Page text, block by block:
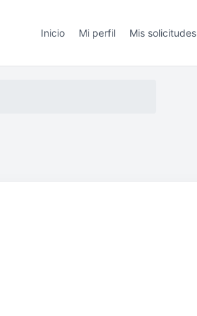
Inicio Mi perfil Mis solicitudes